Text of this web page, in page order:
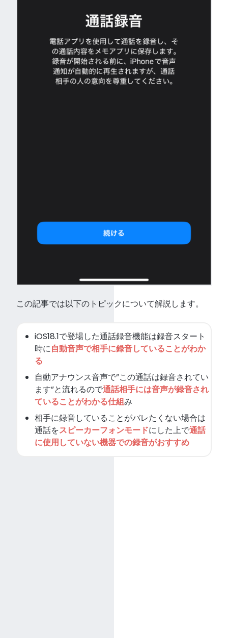
この記事では以下のトピックについて解説します。
iOS18.1で登場した通話録音機能は録音スタート
時に自動音声で相手に録音していることがわか
る
自動アナウンス音声で”この通話は録音されてい
ます”と流れるので通話相手には音声が録音され
ていることがわかる仕組み
相手に録音していることがバレたくない場合は
通話をスピーカーフォンモードにした上で通話
に使用していない機器での録音がおすすめ